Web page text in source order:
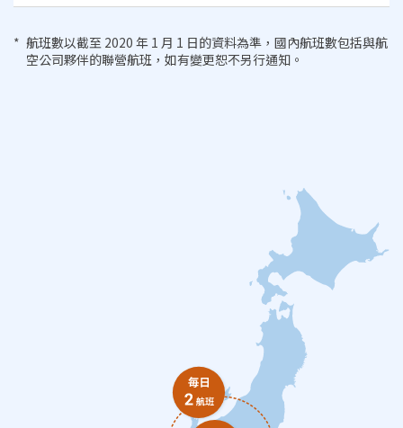
航班數以截至 2020 年 1 月 1 日的資料為準，國內航班數包括與航
空公司夥伴的聯營航班，如有變更恕不另行通知。